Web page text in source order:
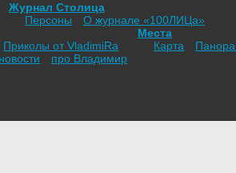
Журнал Столица
Персоны
О журнале «100ЛИЦа»
Приколы от VladimiRа
Места
Карта
про Владимир